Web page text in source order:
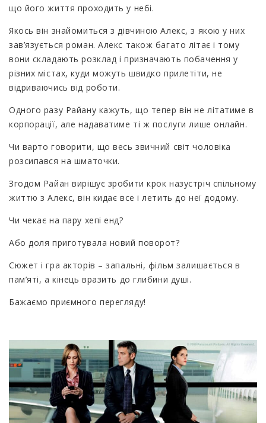
що його життя проходить у небі.
Якось він знайомиться з дівчиною Алекс, з якою у них
зав’язується роман. Алекс також багато літає і тому
вони складають розклад і призначають побачення у
різних містах, куди можуть швидко прилетіти, не
відриваючись від роботи.
Одного разу Райану кажуть, що тепер він не літатиме в
корпорації, але надаватиме ті ж послуги лише онлайн.
Чи варто говорити, що весь звичний світ чоловіка
розсипався на шматочки.
Згодом Райан вирішує зробити крок назустріч спільному
життю з Алекс, він кидає все і летить до неї додому.
Чи чекає на пару хепі енд?
Або доля приготувала новий поворот?
Сюжет і гра акторів – запальні, фільм залишається в
пам’яті, а кінець вразить до глибини душі.
Бажаємо приємного перегляду!